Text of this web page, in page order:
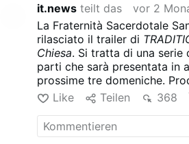
skupia się na powołaniu
Kościołowi. Wydaje się
hierarchii kościelnej.
it.news teilt das
vor 2
La Fraternità Sacerdotale
rilasciato il trailer di
Chiesa. Si tratta di una serie
parti che sarà presentata in
prossime tre domeniche.
collaborazione con la Casa
nel corso di due anni, il film
seminaristi, le scuole, le
della Fraternità in tutto il
Like Teilen 368